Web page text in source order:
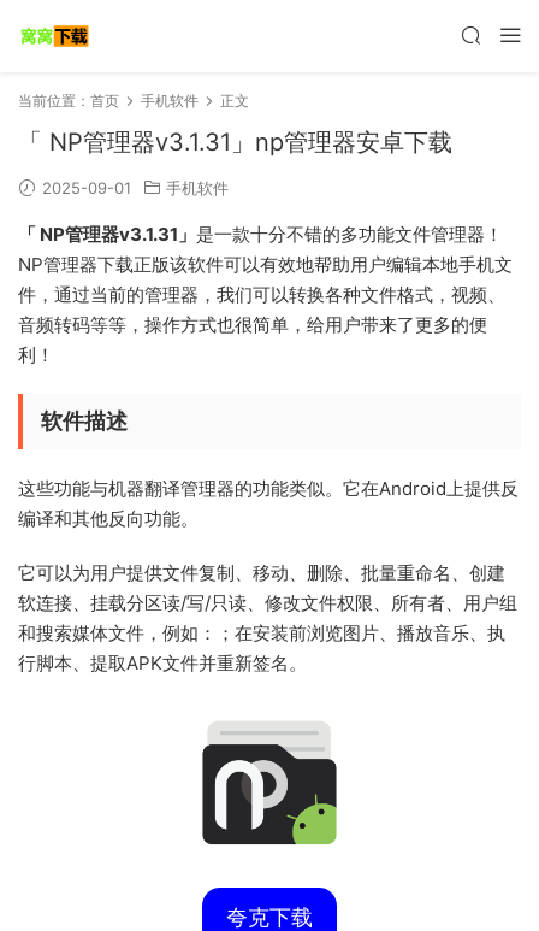
当前位置： 首页 手机软件 正文
「 NP管理器v3.1.31」np管理器安卓下载
2025-09-01 手机软件
「 NP管理器v3.1.31」 是一款十分不错的多功能文件管理器！
NP管理器下载正版该软件可以有效地帮助用户编辑本地手机文
件，通过当前的管理器，我们可以转换各种文件格式，视频、
音频转码等等，操作方式也很简单，给用户带来了更多的便
利！
软件描述
这些功能与机器翻译管理器的功能类似。它在Android上提供反
编译和其他反向功能。
它可以为用户提供文件复制、移动、删除、批量重命名、创建
软连接、挂载分区读/写/只读、修改文件权限、所有者、用户组
和搜索媒体文件，例如：；在安装前浏览图片、播放音乐、执
行脚本、提取APK文件并重新签名。
夸克下载